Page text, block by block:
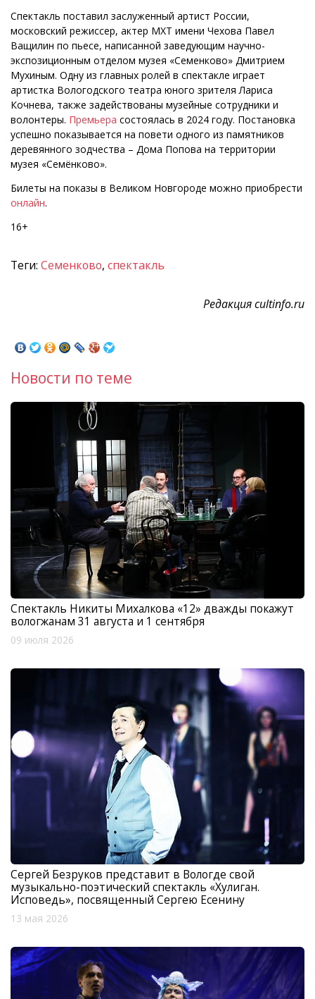
Спектакль поставил заслуженный артист России,
московский режиссер, актер МХТ имени Чехова Павел
Ващилин по пьесе, написанной заведующим научно-
экспозиционным отделом музея «Семенково» Дмитрием
Мухиным. Одну из главных ролей в спектакле играет
артистка Вологодского театра юного зрителя Лариса
Кочнева, также задействованы музейные сотрудники и
волонтеры. Премьера состоялась в 2024 году. Постановка
успешно показывается на повети одного из памятников
деревянного зодчества – Дома Попова на территории
музея «Семёнково».
Билеты на показы в Великом Новгороде можно приобрести
онлайн.
16+
Теги: Семенково, спектакль
Редакция cultinfo.ru
Новости по теме
Спектакль Никиты Михалкова «12» дважды покажут
вологжанам 31 августа и 1 сентября
09 июля 2026
Сергей Безруков представит в Вологде свой
музыкально-поэтический спектакль «Хулиган.
Исповедь», посвященный Сергею Есенину
13 мая 2026